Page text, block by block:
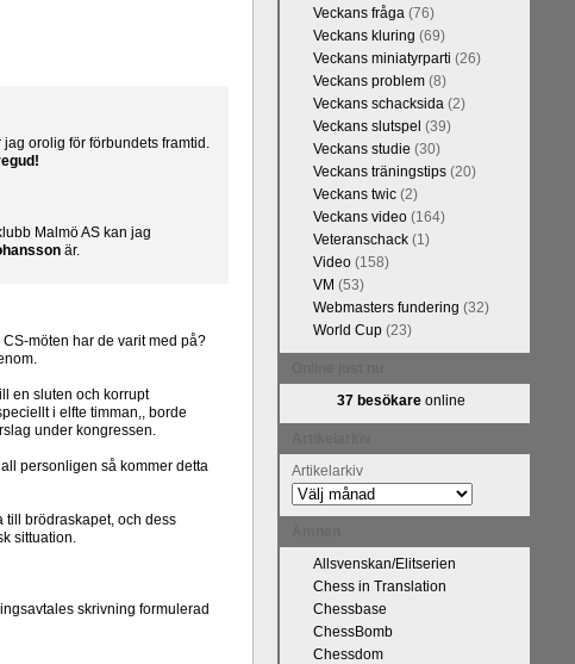
orolig för förbundets framtid.
Malmö AS kan jag
är.
möten har de varit med på?
en sluten och korrupt
i elfte timman,, borde
under kongressen.
personligen så kommer detta
till brödraskapet, och dess
sittuation.
skrivning formulerad
Veckans fråga(76)
Veckans kluring (69)
Veckans miniatyrparti (26)
Veckans problem(8)
Veckans schacksida(2)
Veckans slutspel (39)
Veckans studie (30)
Veckans träningstips(20)
Veckans twic(2)
Veckans video(164)
Veteranschack(1)
Video(158)
VM (53)
Webmasters fundering (32)
World Cup(23)
37 besökareonline
Artikelarkiv
Allsvenskan/Elitserien
Chess in Translation
Chessbase
ChessBomb
Chessdom